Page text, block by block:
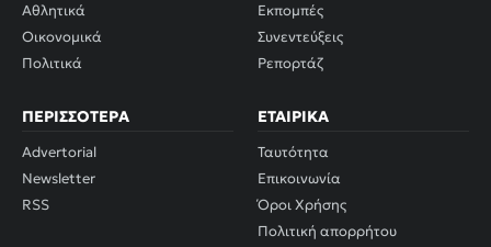
Αθλητικά
Οικονομικά
Πολιτικά
Εκπομπές
Συνεντεύξεις
Ρεπορτάζ
ΠΕΡΙΣΣΌΤΕΡΑ
Advertorial
Newsletter
RSS
ΕΤΑΙΡΙΚΆ
Ταυτότητα
Επικοινωνία
Όροι Χρήσης
Πολιτική απορρήτου